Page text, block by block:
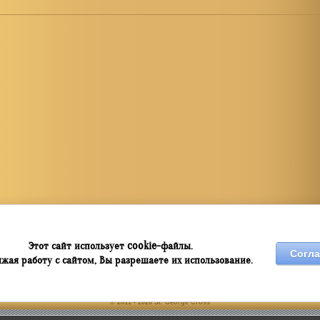
© 2011 - 2026 St. George Cross
Этот сайт используетcookie-файлы.
работу с сайтом, Вы разрешаете их использование.